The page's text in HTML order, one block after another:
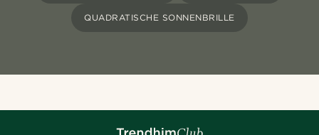
QUADRATISCHE SONNENBRILLE